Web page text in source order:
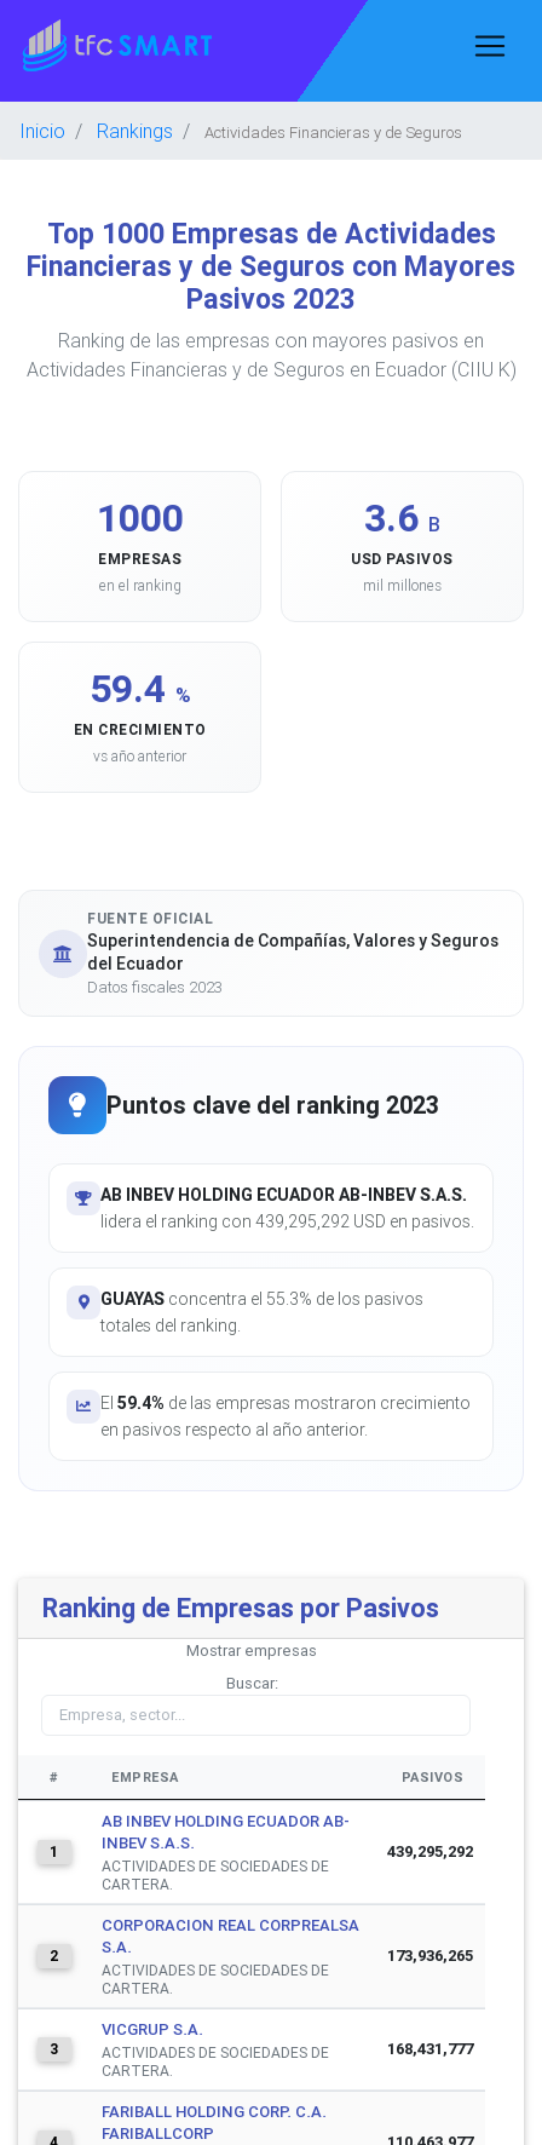
Inicio Rankings Actividades Financieras y de Seguros
Top 1000 Empresas de Actividades
Financieras y de Seguros con Mayores
Pasivos 2023
Ranking de las empresas con mayores pasivos en
Actividades Financieras y de Seguros en Ecuador (CIIU K)
1000
EMPRESAS
en el ranking
3.6 B
USD PASIVOS
mil millones
59.4 %
EN CRECIMIENTO
vs año anterior
FUENTE OFICIAL
Superintendencia de Compañías, Valores y Seguros
del Ecuador
Datos fiscales 2023
Puntos clave del ranking 2023
AB INBEV HOLDING ECUADOR AB-INBEV S.A.S.
lidera el ranking con 439,295,292 USD en pasivos.
GUAYAS concentra el 55.3% de los pasivos
totales del ranking.
El 59.4% de las empresas mostraron crecimiento
en pasivos respecto al año anterior.
Ranking de Empresas por Pasivos
Mostrar empresas
Buscar:
# EMPRESA PASIVOS
1
AB INBEV HOLDING ECUADOR AB-
INBEV S.A.S.
ACTIVIDADES DE SOCIEDADES DE
CARTERA.
439,295,292
2
CORPORACION REAL CORPREALSA
S.A.
ACTIVIDADES DE SOCIEDADES DE
CARTERA.
173,936,265
3
VICGRUP S.A.
ACTIVIDADES DE SOCIEDADES DE
CARTERA.
168,431,777
4
FARIBALL HOLDING CORP. C.A.
FARIBALLCORP